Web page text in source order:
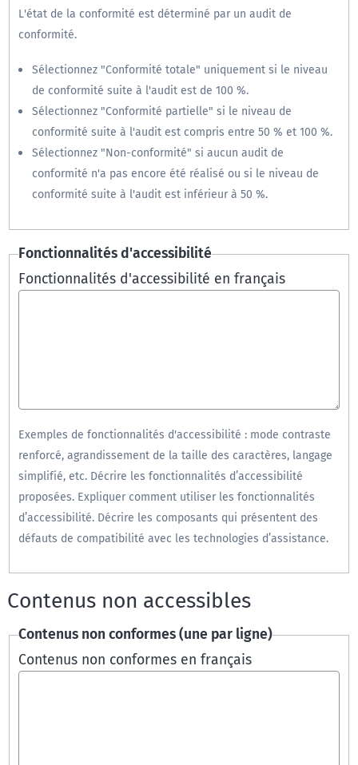
L'état de la conformité est déterminé par un audit de
conformité.
Sélectionnez "Conformité totale" uniquement si le niveau
de conformité suite à l'audit est de 100 %.
Sélectionnez "Conformité partielle" si le niveau de
conformité suite à l'audit est compris entre 50 % et 100 %.
Sélectionnez "Non-conformité" si aucun audit de
conformité n'a pas encore été réalisé ou si le niveau de
conformité suite à l'audit est inférieur à 50 %.
Fonctionnalités d'accessibilité
Fonctionnalités d'accessibilité en français
Exemples de fonctionnalités d'accessibilité : mode contraste
renforcé, agrandissement de la taille des caractères, langage
simplifié, etc. Décrire les fonctionnalités d’accessibilité
proposées. Expliquer comment utiliser les fonctionnalités
d’accessibilité. Décrire les composants qui présentent des
défauts de compatibilité avec les technologies d’assistance.
Contenus non accessibles
Contenus non conformes (une par ligne)
Contenus non conformes en français